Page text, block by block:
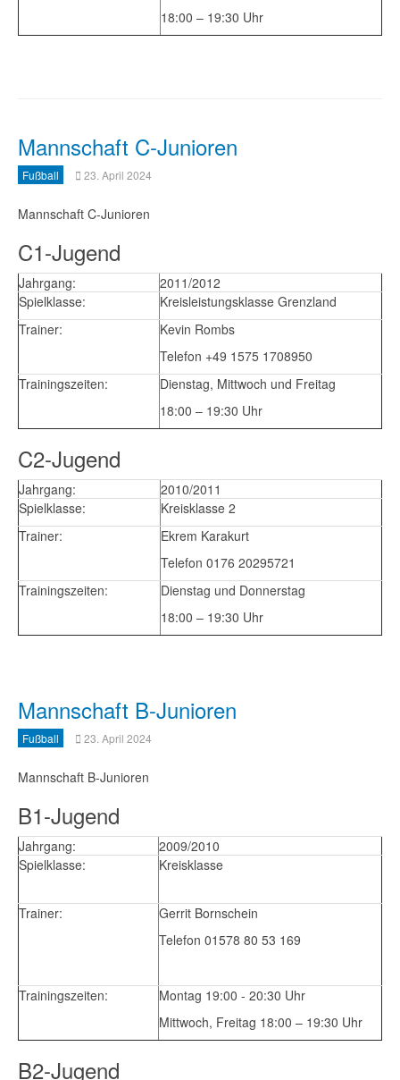
18:00 – 19:30 Uhr
Mannschaft C-Junioren
Fußball 23. April 2024
Mannschaft C-Junioren
C1-Jugend
Jahrgang:
2011/2012
Spielklasse:
Kreisleistungsklasse Grenzland
Trainer:
Kevin Rombs
Telefon +49 1575 1708950
Trainingszeiten:
Dienstag, Mittwoch und Freitag
18:00 – 19:30 Uhr
C2-Jugend
Jahrgang:
2010/2011
Spielklasse:
Kreisklasse 2
Trainer:
Ekrem Karakurt
Telefon 0176 20295721
Trainingszeiten:
Dienstag und Donnerstag
18:00 – 19:30 Uhr
Mannschaft B-Junioren
Fußball 23. April 2024
Mannschaft B-Junioren
B1-Jugend
Jahrgang:
2009/2010
Spielklasse:
Kreisklasse
Trainer:
Gerrit Bornschein
Telefon 01578 80 53 169
Trainingszeiten:
Montag 19:00 - 20:30 Uhr
Mittwoch, Freitag 18:00 – 19:30 Uhr
B2-Jugend